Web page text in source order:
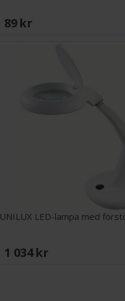
89 SEK
UNILUX LED-lampa med
1 034 SEK